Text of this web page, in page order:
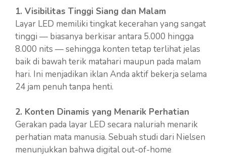
1. Visibilitas Tinggi Siang dan Malam
Layar LED memiliki tingkat kecerahan yang sangat
tinggi — biasanya berkisar antara 5.000 hingga
8.000 nits — sehingga konten tetap terlihat jelas
baik di bawah terik matahari maupun pada malam
hari. Ini menjadikan iklan Anda aktif bekerja selama
24 jam penuh tanpa henti.
2. Konten Dinamis yang Menarik Perhatian
Gerakan pada layar LED secara naluriah menarik
perhatian mata manusia. Sebuah studi dari Nielsen
menunjukkan bahwa digital out-of-home